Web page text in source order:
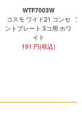
WTF7003W
コスモ ワイド21 コンセ
ントプレート 3コ用 ホワ
イト
191 円(税込)